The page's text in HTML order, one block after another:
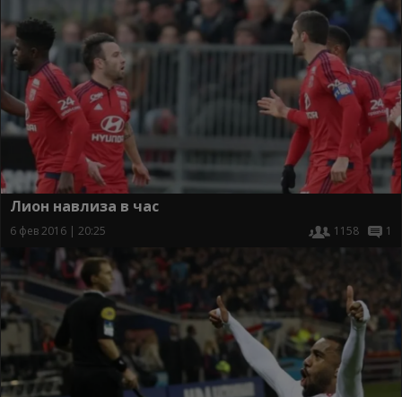
Лион навлиза в час
6 фев 2016 | 20:25 1158 1